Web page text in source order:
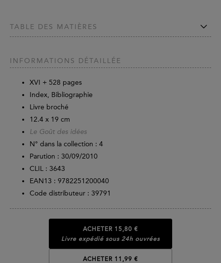
TABLE DES MATIÈRES
INFORMATIONS DÉTAILLÉE
XVI + 528 pages
Index, Bibliographie
Livre broché
12.4 x 19 cm
Le Goût des idées
N° dans la collection : 4
Parution : 30/09/2010
CLIL : 3643
EAN13 : 9782251200040
Code distributeur : 39791
ACHETER 15,80 €
Livre expédié sous 24h ouvrées
ACHETER 11,99 €